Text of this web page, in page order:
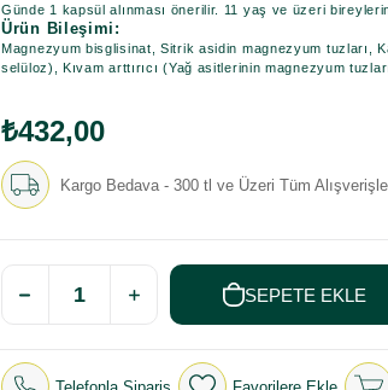
Günde 1 kapsül alınması önerilir. 11 yaş ve üzeri
Ürün Bileşimi:
Magnezyum bisglisinat, Sitrik asidin magnezyum tuzları,
selüloz), Kıvam arttırıcı (Yağ asitlerinin magnezyum
₺432,00
Kargo Bedava - 300 tl ve Üzeri Tüm
Telefonla Sipariş Favorilere Ekle